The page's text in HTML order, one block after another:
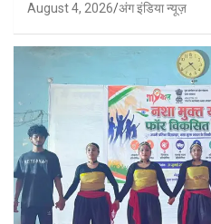
August 4, 2026 अंग इंडिया न्यूज़